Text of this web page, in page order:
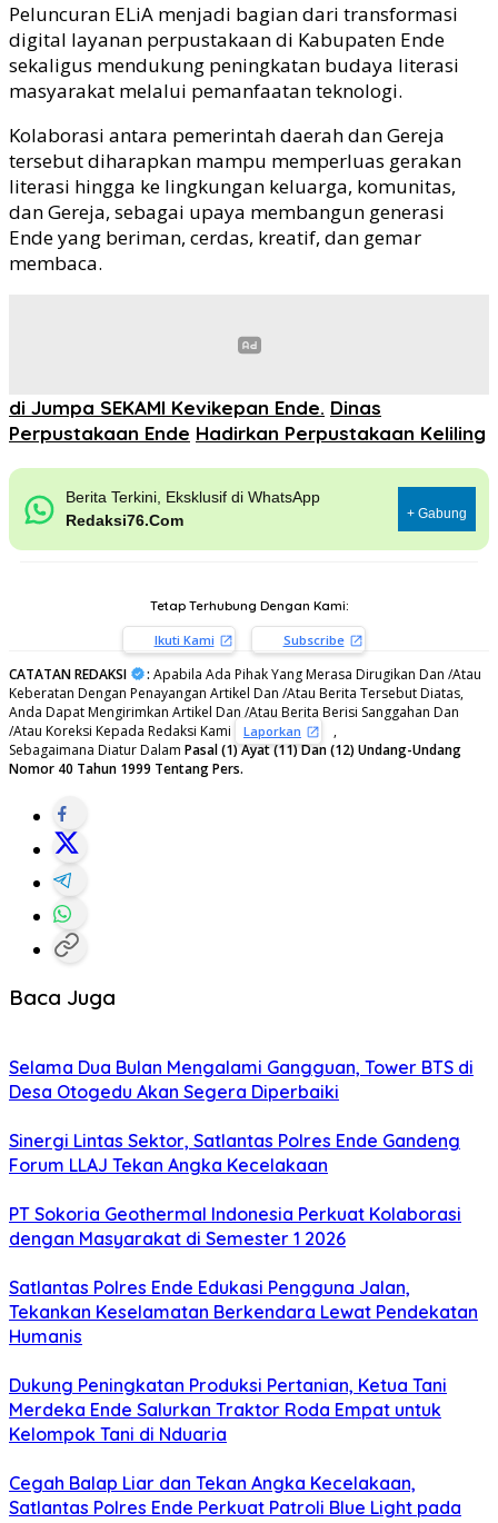
Peluncuran ELiA menjadi bagian dari transformasi
digital layanan perpustakaan di Kabupaten Ende
sekaligus mendukung peningkatan budaya literasi
masyarakat melalui pemanfaatan teknologi.
Kolaborasi antara pemerintah daerah dan Gereja
tersebut diharapkan mampu memperluas gerakan
literasi hingga ke lingkungan keluarga, komunitas,
dan Gereja, sebagai upaya membangun generasi
Ende yang beriman, cerdas, kreatif, dan gemar
membaca.
di Jumpa SEKAMI Kevikepan Ende. Dinas
Perpustakaan Ende Hadirkan Perpustakaan Keliling
Berita Terkini, Eksklusif di WhatsApp
Redaksi76.Com
+ Gabung
Tetap Terhubung Dengan Kami:
Ikuti Kami Subscribe
CATATAN REDAKSI : Apabila Ada Pihak Yang Merasa Dirugikan Dan /Atau
Keberatan Dengan Penayangan Artikel Dan /Atau Berita Tersebut Diatas,
Anda Dapat Mengirimkan Artikel Dan /Atau Berita Berisi Sanggahan Dan
/Atau Koreksi Kepada Redaksi Kami
Laporkan
,
Sebagaimana Diatur Dalam Pasal (1) Ayat (11) Dan (12) Undang-Undang
Nomor 40 Tahun 1999 Tentang Pers.
Baca Juga
Selama Dua Bulan Mengalami Gangguan, Tower BTS di
Desa Otogedu Akan Segera Diperbaiki
Sinergi Lintas Sektor, Satlantas Polres Ende Gandeng
Forum LLAJ Tekan Angka Kecelakaan
PT Sokoria Geothermal Indonesia Perkuat Kolaborasi
dengan Masyarakat di Semester 1 2026
Satlantas Polres Ende Edukasi Pengguna Jalan,
Tekankan Keselamatan Berkendara Lewat Pendekatan
Humanis
Dukung Peningkatan Produksi Pertanian, Ketua Tani
Merdeka Ende Salurkan Traktor Roda Empat untuk
Kelompok Tani di Nduaria
Cegah Balap Liar dan Tekan Angka Kecelakaan,
Satlantas Polres Ende Perkuat Patroli Blue Light pada